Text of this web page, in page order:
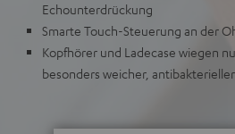
Echounterdrückung
Smarte Touch-Steuerung an der
Kopfhörer und Ladecase wiegen
besonders weicher, antibakterieller